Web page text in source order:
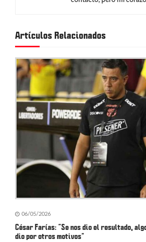
c
ó
n
e
n
r
a
d
Artículos Relacionados
06/05/2026
César Farías: “Se nos dio el resultado,
dio por otros motivos”